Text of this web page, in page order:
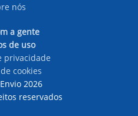
nós
a gente
de uso
privacidade
cookies
2026
reservados